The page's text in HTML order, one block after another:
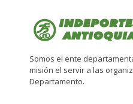
Somos el ente
misión el servir a las
Departamento.